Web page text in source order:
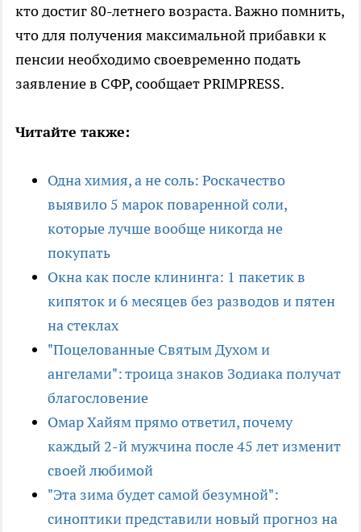
кто достиг 80-летнего возраста. Важно помнить,
что для получения максимальной прибавки к
пенсии необходимо своевременно подать
заявление в СФР, сообщает PRIMPRESS.
Читайте также:
Одна химия, а не соль: Роскачество
выявило 5 марок поваренной соли,
которые лучше вообще никогда не
покупать
Окна как после клининга: 1 пакетик в
кипяток и 6 месяцев без разводов и пятен
на стеклах
"Поцелованные Святым Духом и
ангелами": троица знаков Зодиака получат
благословение
Омар Хайям прямо ответил, почему
каждый 2-й мужчина после 45 лет изменит
своей любимой
"Эта зима будет самой безумной":
синоптики представили новый прогноз на